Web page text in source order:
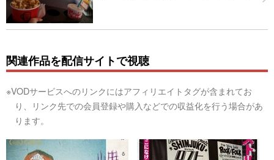
関連作品を配信サイトで視聴
※VODサービスへのリンクにはアフィリエイトタグが含まれてお
り、リンク先での会員登録や購入などでの収益化を行う場合があ
ります。